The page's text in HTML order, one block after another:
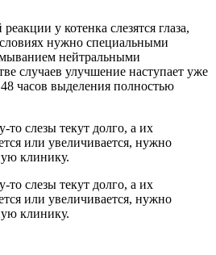
у котенка слезятся глаза,
нужно специальными
нейтральными
случаев улучшение наступает уже
часов выделения полностью
то слезы текут долго, а их
или увеличивается, нужно
клинику.
то слезы текут долго, а их
или увеличивается, нужно
клинику.